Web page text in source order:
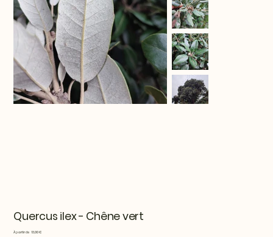
Quercus ilex - Chêne vert
À partir de Prix
13,00 €